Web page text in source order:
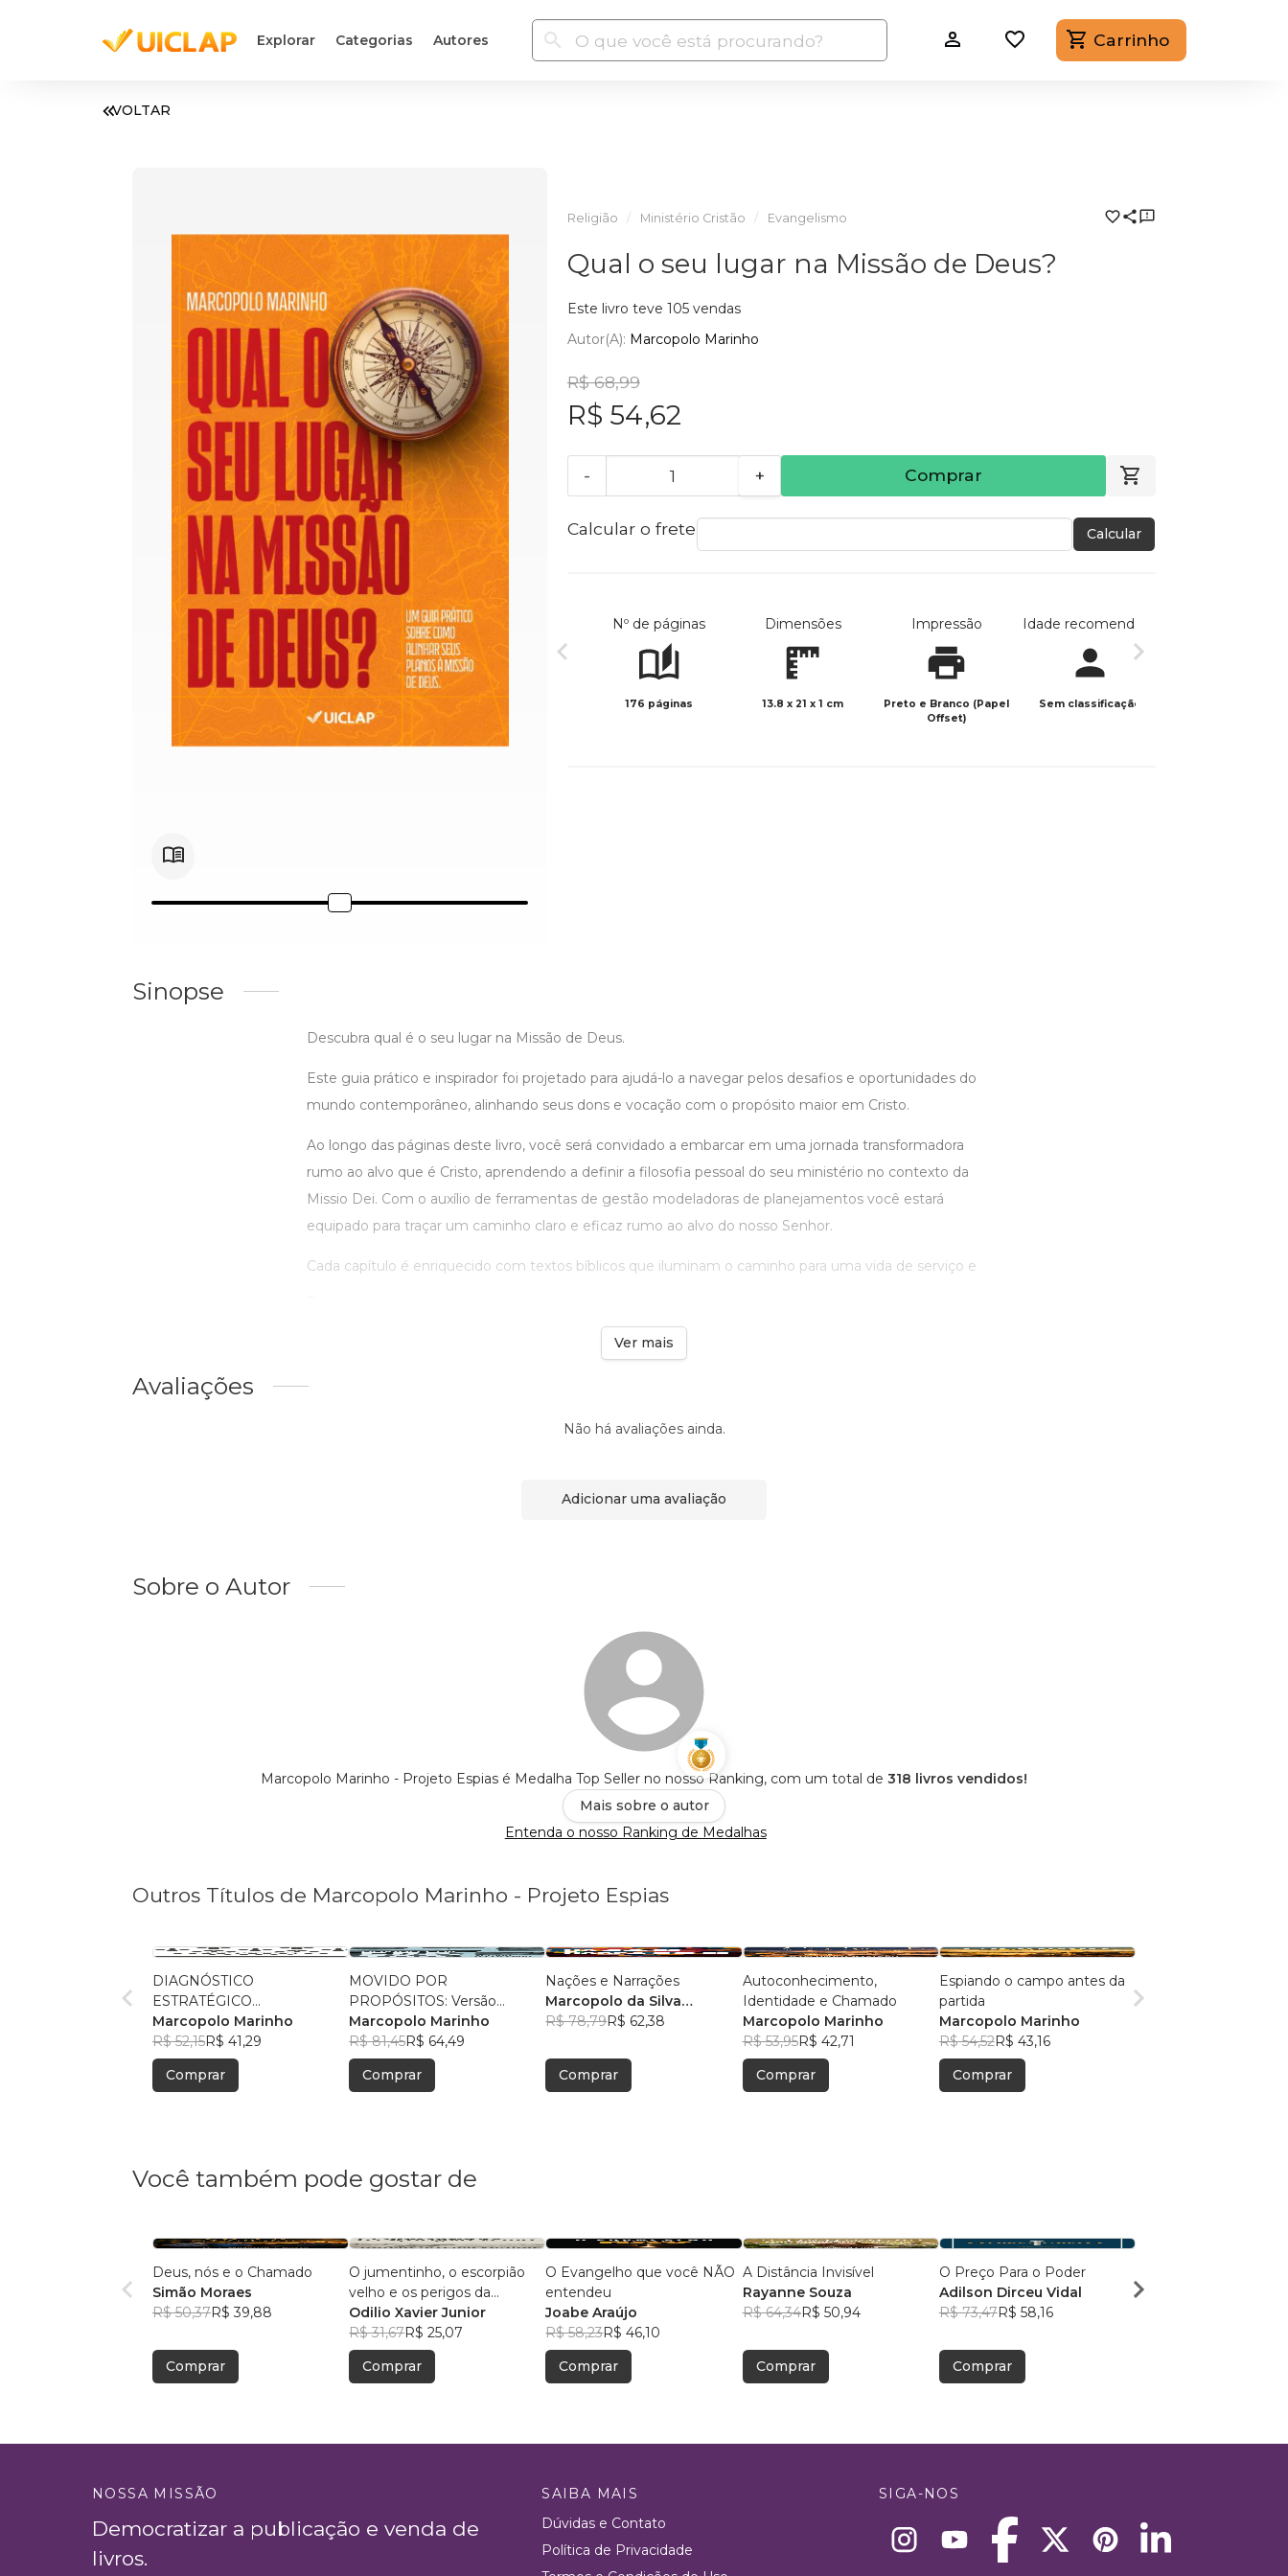
Explorar Categorias Autores Carrinho
VOLTAR
Religião Ministério Cristão Evangelismo
Qual o seu lugar na Missão de Deus?
Este livro teve 105 vendas
Autor(a): Marcopolo Marinho
R$ 68,99
R$ 54,62
- + Comprar
Calcular o frete Calcular
Nº de páginas
176 páginas
Dimensões
13.8 x 21 x 1 cm
Impressão
Preto e Branco (Papel
Offset)
Idade recomendada
Sem classificação
Sinopse
Descubra qual é o seu lugar na Missão de Deus.
Este guia prático e inspirador foi projetado para ajudá-lo a navegar pelos desafios e oportunidades do
mundo contemporâneo, alinhando seus dons e vocação com o propósito maior em Cristo.
Ao longo das páginas deste livro, você será convidado a embarcar em uma jornada transformadora
rumo ao alvo que é Cristo, aprendendo a definir a filosofia pessoal do seu ministério no contexto da
Missio Dei. Com o auxílio de ferramentas de gestão modeladoras de planejamentos você estará
equipado para traçar um caminho claro e eficaz rumo ao alvo do nosso Senhor.
Cada capítulo é enriquecido com textos bíblicos que iluminam o caminho para uma vida de serviço e
Ver mais
Avaliações
Não há avaliações ainda.
Adicionar uma avaliação
Sobre o Autor
Marcopolo Marinho - Projeto Espias é Medalha Top Seller no nosso Ranking, com um total de 318 livros vendidos!
Mais sobre o autor
Entenda o nosso Ranking de Medalhas
Outros Títulos de Marcopolo Marinho - Projeto Espias
DIAGNÓSTICO
ESTRATÉGICO
EMPRESARIAL COESO
Marcopolo Marinho
R$ 52,15R$ 41,29
Comprar
MOVIDO POR
PROPÓSITOS: Versão
Business as Mission
Marcopolo Marinho
R$ 81,45R$ 64,49
Comprar
Nações e Narrações
Marcopolo da Silva
Marinho
R$ 78,79R$ 62,38
Comprar
Autoconhecimento,
Identidade e Chamado
Marcopolo Marinho
R$ 53,95R$ 42,71
Comprar
Espiando o campo antes da
partida
Marcopolo Marinho
R$ 54,52R$ 43,16
Comprar
Você também pode gostar de
Deus, nós e o Chamado
Simão Moraes
R$ 50,37R$ 39,88
Comprar
O jumentinho, o escorpião
velho e os perigos da
caatinga
Odilio Xavier Junior
R$ 31,67R$ 25,07
Comprar
O Evangelho que você NÃO
entendeu
Joabe Araújo
R$ 58,23R$ 46,10
Comprar
A Distância Invisível
Rayanne Souza
R$ 64,34R$ 50,94
Comprar
O Preço Para o Poder
Adilson Dirceu Vidal
R$ 73,47R$ 58,16
Comprar
dia
NOSSA MISSÃO
Democratizar a publicação e venda de
livros.
SAIBA MAIS
Dúvidas e Contato
Política de Privacidade
SIGA-NOS